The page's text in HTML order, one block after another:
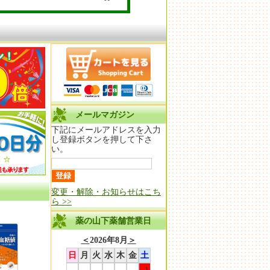
メールマガジン
下記にメールアドレスを入力
し登録ボタンを押して下さ
い。
変更・解除・お知らせはこち
ら >>
薬の山下薬舗営業日
＜2026年8月 ＞
日
月 火 水 木 金 土